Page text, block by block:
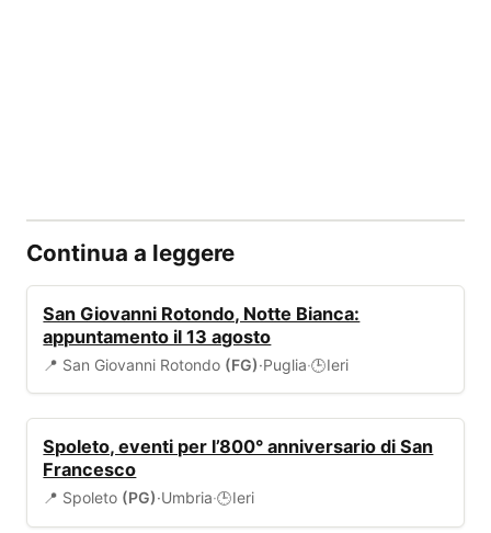
Continua a leggere
San Giovanni Rotondo, Notte Bianca:
appuntamento il 13 agosto
📍 San Giovanni Rotondo (FG)·Puglia·🕒Ieri
Spoleto, eventi per l’800° anniversario di San
Francesco
📍 Spoleto (PG)·Umbria·🕒Ieri